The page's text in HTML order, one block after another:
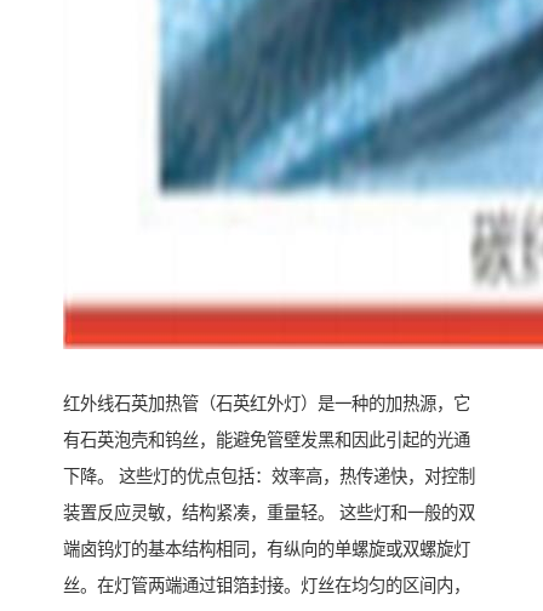
红外线石英加热管（石英红外灯）是一种的加热源，它
有石英泡壳和钨丝，能避免管壁发黑和因此引起的光通
下降。 这些灯的优点包括：效率高，热传递快，对控制
装置反应灵敏，结构紧凑，重量轻。 这些灯和一般的双
端卤钨灯的基本结构相同，有纵向的单螺旋或双螺旋灯
丝。在灯管两端通过钼箔封接。灯丝在均匀的区间内，